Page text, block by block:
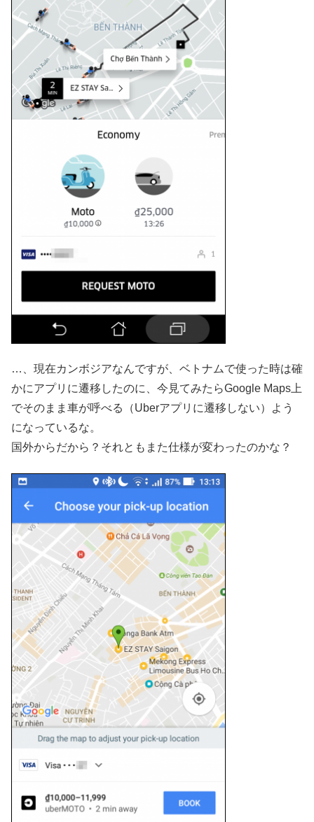
…、現在カンボジアなんですが、ベトナムで使った時は確
かにアプリに遷移したのに、今見てみたらGoogle Maps上
でそのまま車が呼べる（Uberアプリに遷移しない）よう
になっているな。
国外からだから？それともまた仕様が変わったのかな？